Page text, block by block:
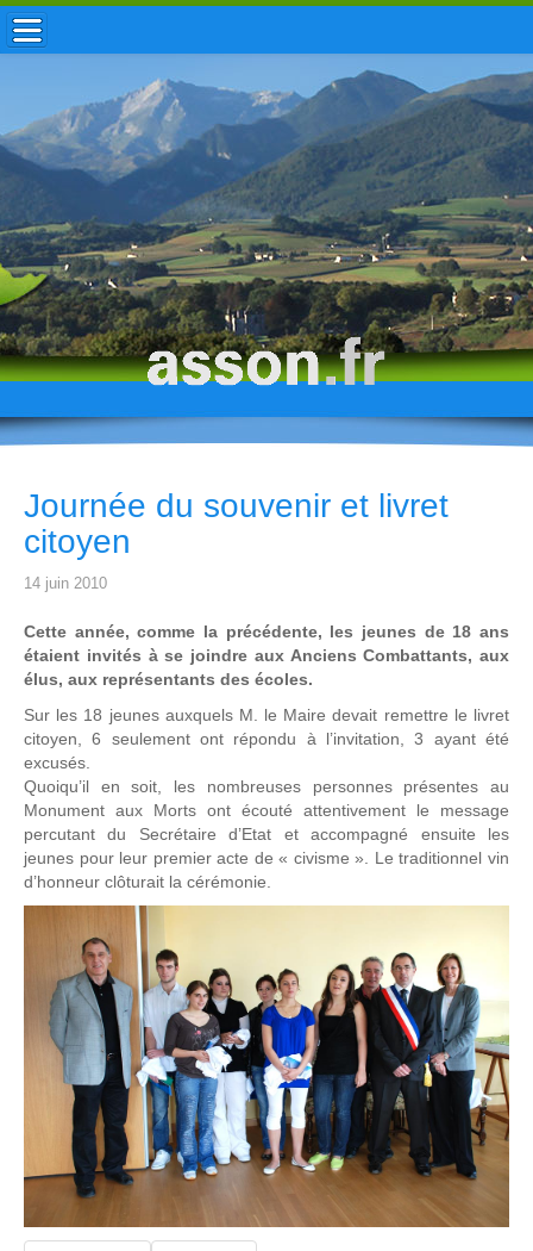
ACCUEIL / INFOS
MUNICIPALITÉ
VIE LOCALE
ENFANCE
TOURISME
HISTOIRE
Journée du souvenir et livret
citoyen
14 juin 2010
Cette année, comme la précédente, les jeunes de 18 ans
étaient invités à se joindre aux Anciens Combattants, aux
élus, aux représentants des écoles.
Sur les 18 jeunes auxquels M. le Maire devait remettre le livret
citoyen, 6 seulement ont répondu à l’invitation, 3 ayant été
excusés.
Quoiqu’il en soit, les nombreuses personnes présentes au
Monument aux Morts ont écouté attentivement le message
percutant du Secrétaire d’Etat et accompagné ensuite les
jeunes pour leur premier acte de « civisme ». Le traditionnel vin
d’honneur clôturait la cérémonie.